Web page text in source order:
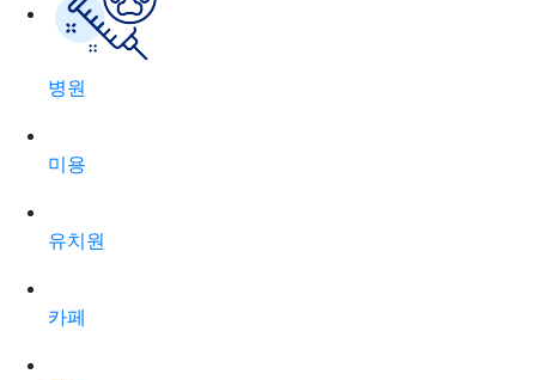
병원
미용
유치원
카페